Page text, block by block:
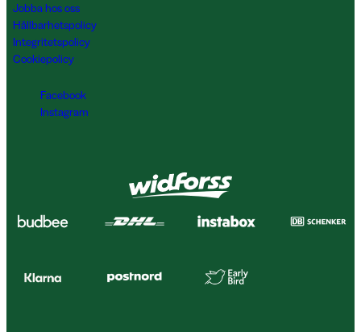
Jobba hos oss
Hållbarhetspolicy
Integritetspolicy
Cookiepolicy
Facebook
Instagram